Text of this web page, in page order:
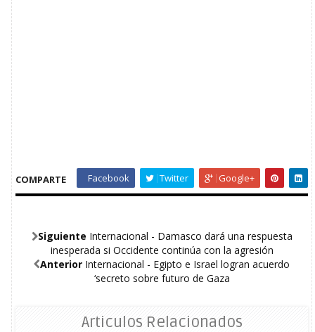
COMPARTE Facebook Twitter Google+
Siguiente Internacional - Damasco dará una respuesta
inesperada si Occidente continúa con la agresión
Anterior Internacional - Egipto e Israel logran acuerdo
‘secreto sobre futuro de Gaza
Articulos Relacionados